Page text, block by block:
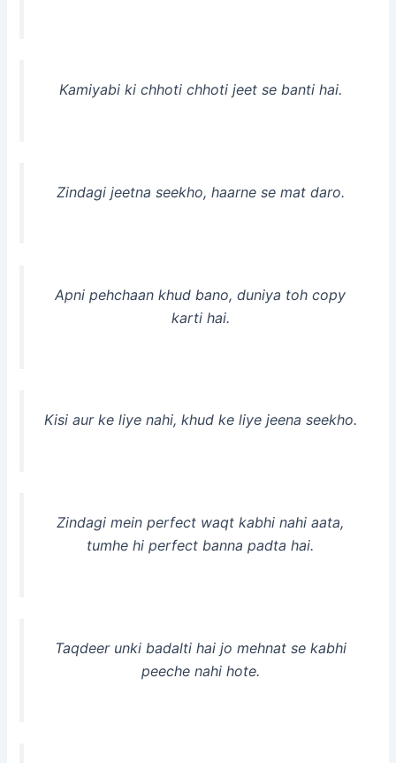
Kamiyabi ki chhoti chhoti jeet se banti hai.
Zindagi jeetna seekho, haarne se mat daro.
Apni pehchaan khud bano, duniya toh copy
karti hai.
Kisi aur ke liye nahi, khud ke liye jeena seekho.
Zindagi mein perfect waqt kabhi nahi aata,
tumhe hi perfect banna padta hai.
Taqdeer unki badalti hai jo mehnat se kabhi
peeche nahi hote.